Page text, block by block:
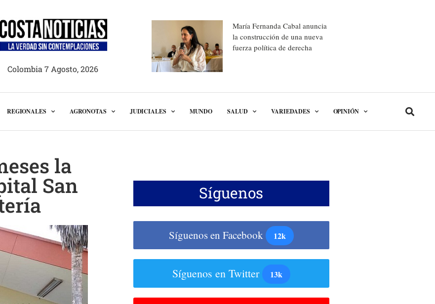
Colombia 7 Agosto, 2026
María Fernanda Cabal anuncia
la construcción de una nueva
fuerza política de derecha
REGIONALES AGRONOTAS JUDICIALES MUNDO SALUD VARIEDADES OPINIÓN
la
San Síguenos
Síguenos en Facebook 12k
Síguenos en Twitter 13k